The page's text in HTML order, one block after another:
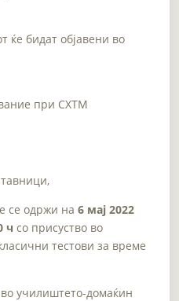
ќе бидат објавени во
при СХТМ
се одржи на6 мај 2022
ч со присуство во
тестови за време
училиштето-домаќин